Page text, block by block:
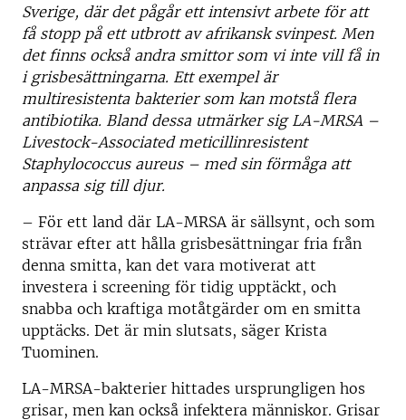
Sverige, där det pågår ett intensivt arbete för att
få stopp på ett utbrott av afrikansk svinpest. Men
det finns också andra smittor som vi inte vill få in
i grisbesättningarna. Ett exempel är
multiresistenta bakterier som kan motstå flera
antibiotika. Bland dessa utmärker sig LA-MRSA –
Livestock-Associated meticillinresistent
Staphylococcus aureus – med sin förmåga att
anpassa sig till djur.
– För ett land där LA-MRSA är sällsynt, och som
strävar efter att hålla grisbesättningar fria från
denna smitta, kan det vara motiverat att
investera i screening för tidig upptäckt, och
snabba och kraftiga motåtgärder om en smitta
upptäcks. Det är min slutsats, säger Krista
Tuominen.
LA-MRSA-bakterier hittades ursprungligen hos
grisar, men kan också infektera människor. Grisar